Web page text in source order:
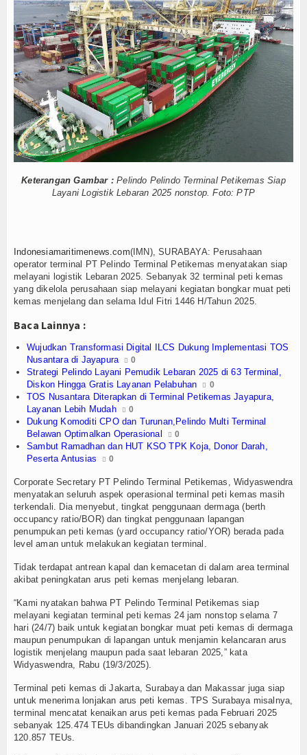
Hankam
Hukum
Internasional
Kelautan dan Perikanan
Kesehatan
Khazanah
Logistik
Nasional
News
Religi
Opini
Pelabuhan
Politik
Seni & Budaya
Sorot
Tauziah
Tokoh
Wisata
TV
Channel
TPK Operasikan Alat Pemindai Peti Kemas Ekspor
Produksi dan Tata Kelola
Dara di Bangka Belitung
Pindar Inklusi Keuangan, dan Perlindungan Publik
Energi hingga Ketahanan Pangan
dan Gelak Tawa
Alat Pemindai Peti Kemas Ekspor
Evakuasi ABK
5 Motor Harley Pretelan dari China Diselundupkan
K3 Menyentuh Esensi Perlindungan Nyawa
TPK Operasikan Alat Pemindai Peti Kemas Ekspor
Produksi dan Tata Kelola
Dara di Bangka Belitung
Alat Pemindai Peti Kemas Ekspor
Evakuasi ABK
Keterangan Gambar :Pelindo Pelindo Terminal Petikemas Siap
Layani Logistik Lebaran 2025 nonstop. Foto: PTP
Indonesiamaritimenews.com(IMN), SURABAYA: Perusahaan
operator terminal PT Pelindo Terminal Petikemas menyatakan siap
melayani logistik Lebaran 2025. Sebanyak 32 terminal peti kemas
yang dikelola perusahaan siap melayani kegiatan bongkar muat peti
kemas menjelang dan selama Idul Fitri 1446 H/Tahun 2025.
Baca Lainnya :
Wujudkan Transformasi Digital ILCS Dukung Implementasi TOS
Nusantara di Jayapura
0
Strategi Pelindo Layani Pemudik Lebaran 2025 di 63 Terminal,
Diskon Hingga Gratis Layanan Pelabuhan
0
TOS Nusantara Diterapkan di Terminal Petikemas Jayapura,
Layanan Lebih Mudah
0
Dukung Komoditi CPO dan Turunan,Pelindo Multi Terminal
Belawan Optimalkan Operasional
0
Sambut Ramadhan dan HUT KSO TPK Koja, Donor Darah,
Peserta Antusias
0
Corporate Secretary PT Pelindo Terminal Petikemas, Widyaswendra
menyatakan seluruh aspek operasional terminal peti kemas masih
terkendali. Dia menyebut, tingkat penggunaan dermaga (berth
occupancy ratio/BOR) dan tingkat penggunaan lapangan
penumpukan peti kemas (yard occupancy ratio/YOR) berada pada
level aman untuk melakukan kegiatan terminal.
Tidak terdapat antrean kapal dan kemacetan di dalam area terminal
akibat peningkatan arus peti kemas menjelang lebaran.
“Kami nyatakan bahwa PT Pelindo Terminal Petikemas siap
melayani kegiatan terminal peti kemas 24 jam nonstop selama 7
hari (24/7) baik untuk kegiatan bongkar muat peti kemas di dermaga
maupun penumpukan di lapangan untuk menjamin kelancaran arus
logistik menjelang maupun pada saat lebaran 2025,” kata
Widyaswendra, Rabu (19/3/2025).
Terminal peti kemas di Jakarta, Surabaya dan Makassar juga siap
untuk menerima lonjakan arus peti kemas. TPS Surabaya misalnya,
terminal mencatat kenaikan arus peti kemas pada Februari 2025
sebanyak 125.474 TEUs dibandingkan Januari 2025 sebanyak
120.857 TEUs.